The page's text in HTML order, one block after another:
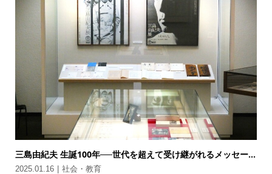
三島由紀夫 生誕100年──世代を超えて受け継がれるメッセー...
2025.01.16 社会・教育